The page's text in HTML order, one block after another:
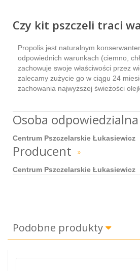
Czy kit pszczeli traci
Propolis jest naturalnym
odpowiednich warunkach (ciemno,
zachowuje swoje właściwości przez
zalecamy zużycie go w ciągu 24
zachowania najwyższej świeżości
Osoba odpowiedzialna
Centrum Pszczelarskie Łukasiewicz
Producent »
Centrum Pszczelarskie Łukasiewicz
Podobne produkty